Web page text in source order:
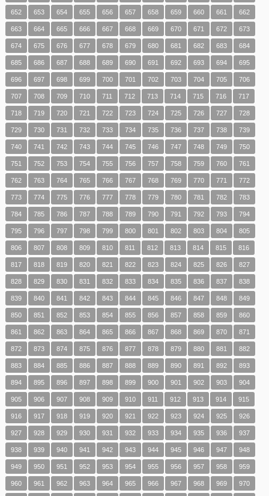
652 653 654 655 656 657 658 659 660 661 662
663 664 665 666 667 668 669 670 671 672 673
674 675 676 677 678 679 680 681 682 683 684
685 686 687 688 689 690 691 692 693 694 695
696 697 698 699 700 701 702 703 704 705 706
707 708 709 710 711 712 713 714 715 716 717
718 719 720 721 722 723 724 725 726 727 728
729 730 731 732 733 734 735 736 737 738 739
740 741 742 743 744 745 746 747 748 749 750
751 752 753 754 755 756 757 758 759 760 761
762 763 764 765 766 767 768 769 770 771 772
773 774 775 776 777 778 779 780 781 782 783
784 785 786 787 788 789 790 791 792 793 794
795 796 797 798 799 800 801 802 803 804 805
806 807 808 809 810 811 812 813 814 815 816
817 818 819 820 821 822 823 824 825 826 827
828 829 830 831 832 833 834 835 836 837 838
839 840 841 842 843 844 845 846 847 848 849
850 851 852 853 854 855 856 857 858 859 860
861 862 863 864 865 866 867 868 869 870 871
872 873 874 875 876 877 878 879 880 881 882
883 884 885 886 887 888 889 890 891 892 893
894 895 896 897 898 899 900 901 902 903 904
905 906 907 908 909 910 911 912 913 914 915
916 917 918 919 920 921 922 923 924 925 926
927 928 929 930 931 932 933 934 935 936 937
938 939 940 941 942 943 944 945 946 947 948
949 950 951 952 953 954 955 956 957 958 959
960 961 962 963 964 965 966 967 968 969 970